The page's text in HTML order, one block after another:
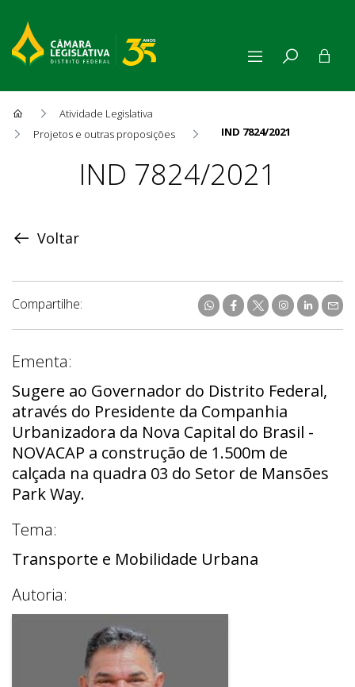
Atividade Legislativa
Projetos e outras proposições
IND 7824/2021
ProposiçãoIND 7824/2021
Voltar
Compartilhe:
Ementa:
Sugere ao Governador do Distrito Federal,
através do Presidente da Companhia
Urbanizadora da Nova Capital do Brasil -
NOVACAP a construção de 1.500m de
calçada na quadra 03 do Setor de Mansões
Park Way.
Tema:
Transporte e Mobilidade Urbana
Autoria: